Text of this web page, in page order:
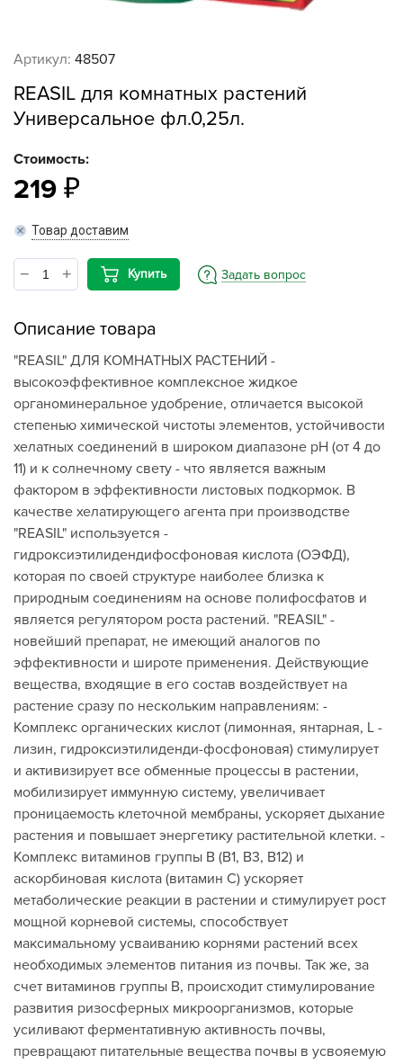
Артикул: 48507
REASIL для комнатных растений
Универсальное фл.0,25л.
Стоимость:
219
Товар доставим
Купить Задать вопрос
Описание товара
"REASIL" ДЛЯ КОМНАТНЫХ РАСТЕНИЙ -
высокоэффективное комплексное жидкое
органоминеральное удобрение, отличается высокой
степенью химической чистоты элементов, устойчивости
хелатных соединений в широком диапазоне рН (от 4 до
11) и к солнечному свету - что является важным
фактором в эффективности листовых подкормок. В
качестве хелатирующего агента при производстве
"REASIL" используется -
гидроксиэтилидендифосфоновая кислота (ОЭФД),
которая по своей структуре наиболее близка к
природным соединениям на основе полифосфатов и
является регулятором роста растений. "REASIL" -
новейший препарат, не имеющий аналогов по
эффективности и широте применения. Действующие
вещества, входящие в его состав воздействует на
растение сразу по нескольким направлениям: -
Комплекс органических кислот (лимонная, янтарная, L -
лизин, гидроксиэтилиденди-фосфоновая) стимулирует
и активизирует все обменные процессы в растении,
мобилизирует иммунную систему, увеличивает
проницаемость клеточной мембраны, ускоряет дыхание
растения и повышает энергетику растительной клетки. -
Комплекс витаминов группы В (В1, В3, В12) и
аскорбиновая кислота (витамин С) ускоряет
метаболические реакции в растении и стимулирует рост
мощной корневой системы, способствует
максимальному усваиванию корнями растений всех
необходимых элементов питания из почвы. Так же, за
счет витаминов группы В, происходит стимулирование
развития ризосферных микроорганизмов, которые
усиливают ферментативную активность почвы,
превращают питательные вещества почвы в усвояемую